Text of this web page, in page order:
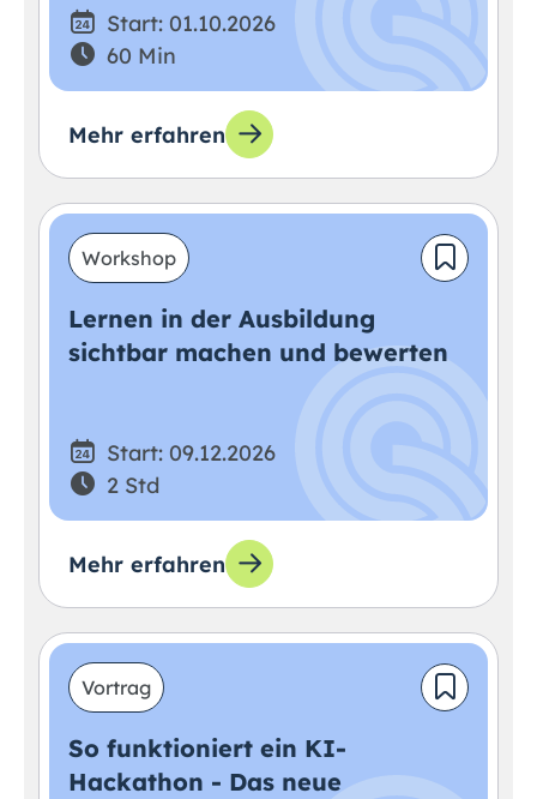
Start: 01.10.2026
60 Min
Mehr erfahren
Workshop
Lernen in der Ausbildung
sichtbar machen und bewerten
Start: 09.12.2026
2 Std
Mehr erfahren
Vortrag
So funktioniert ein KI-
Hackathon - Das neue